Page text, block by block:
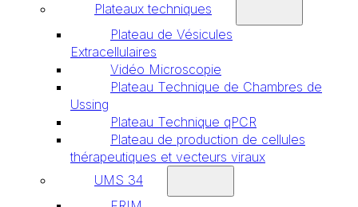
Plateaux techniques
Plateau de Vésicules
Extracellulaires
Vidéo Microscopie
Plateau Technique de Chambres de
Ussing
Plateau Technique qPCR
Plateau de production de cellules
thérapeutiques et vecteurs viraux
UMS 34